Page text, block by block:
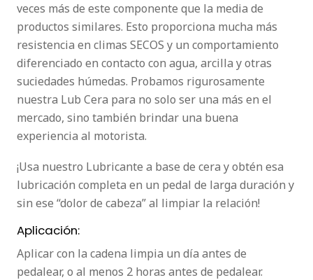
veces más de este componente que la media de
productos similares. Esto proporciona mucha más
resistencia en climas SECOS y un comportamiento
diferenciado en contacto con agua, arcilla y otras
suciedades húmedas. Probamos rigurosamente
nuestra Lub Cera para no solo ser una más en el
mercado, sino también brindar una buena
experiencia al motorista.
¡Usa nuestro Lubricante a base de cera y obtén esa
lubricación completa en un pedal de larga duración y
sin ese “dolor de cabeza” al limpiar la relación!
Aplicación:
Aplicar con la cadena limpia un día antes de
pedalear, o al menos 2 horas antes de pedalear.